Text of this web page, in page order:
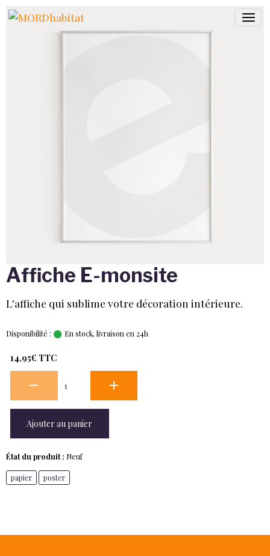
Affiche E-monsite
L'affiche qui sublime votre décoration intérieure.
Disponibilité : En stock, livraison en 24h
14,95€ TTC
Ajouter au panier
État du produit : Neuf
papier poster